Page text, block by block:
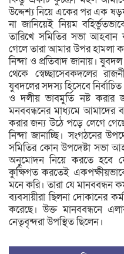
উদ্দেশ্য নিয়ে একের পর এক
না জানিয়েই নিয়ম
তারিখে সমিতির সভা
গেলে তারা আমার উপর হামলা
নিন্দা ও প্রতিবাদ জানায়।
থেকে স্বেচ্ছাসেবকদলের
যুবদলের সদস্য হিসেবে
ও দলীয় ভাবমুর্তি নষ্ট করার
মনববন্ধনের মাধ্যমে আমাদের
করার জন্য উঠে পড়ে লেগে
নিন্দা জানাচ্ছি। সংগঠনের
সমিতির কোন উপদেষ্টা সভা
অনুমোদন নিয়ে করতে হবে
কুক্ষিগত করতেই
মনে করি। তারা যে মানববন্ধন
ব্যবসায়ীরা ছিলনা দোকানের
করেছে। উক্ত মানববন্ধনে
নেতৃবৃন্দরা উপস্থিত ছিলেন।